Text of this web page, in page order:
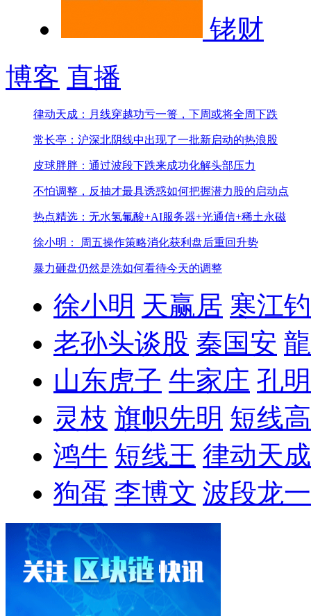
铑财
博客 直播
律动天成：月线穿越功亏一篑，下周或将全周下跌
常长亭：沪深北阴线中出现了一批新启动的热浪股
皮球胖胖：通过波段下跌来成功化解头部压力
不怕调整，反抽才最具诱惑如何把握潜力股的启动点
热点精选：无水氢氟酸+AI服务器+光通信+稀土永磁
徐小明： 周五操作策略消化获利盘后重回升势
暴力砸盘仍然是洗如何看待今天的调整
徐小明 天赢居 寒江
老孙头谈股 秦国安
山东虎子 牛家庄 孔
灵枝 旗帜先明 短线
鸿牛 短线王 律动天成
狗蛋 李博文 波段龙一